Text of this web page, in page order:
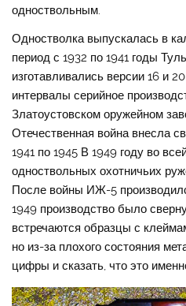
одноствольным.
Одностволка выпускалась в
период с 1932 по 1941 годы
изготавливались версии 16 и
интервалы серийное
Златоустовском оружейном
Отечественная война внесла
1941 по 1945 В 1949 году во
одноствольных охотничьих
После войны ИЖ-5
1949 производство было
встречаются образцы с
но из-за плохого состояния
цифры и сказать, что это